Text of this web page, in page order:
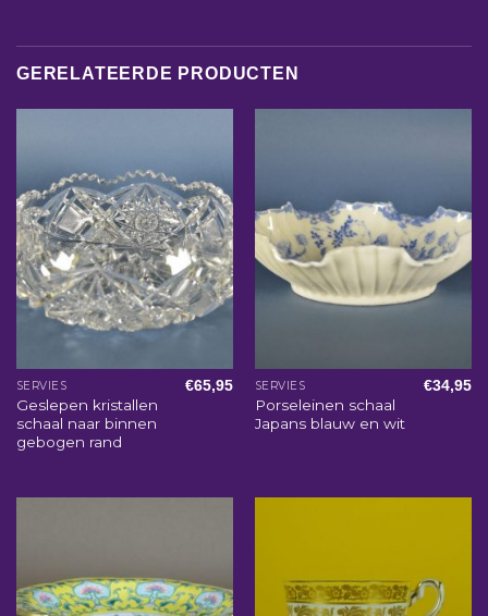
GERELATEERDE PRODUCTEN
SERVIES
Geslepen kristallen
schaal naar binnen
gebogen rand
€65,95 SERVIES
Porseleinen schaal
Japans blauw en wit
€34,95